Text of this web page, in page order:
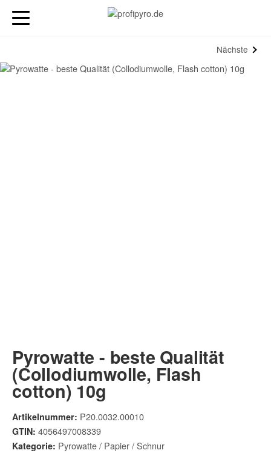
Nächste
Pyrowatte - beste Qualität
(Collodiumwolle, Flash
cotton) 10g
Artikelnummer: P20.0032.00010
GTIN: 4056497008339
Kategorie: Pyrowatte / Papier / Schnur